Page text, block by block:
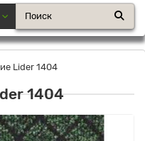
Lider 1404
1404